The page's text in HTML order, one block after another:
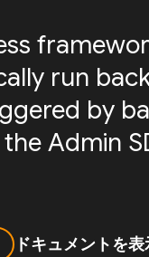
run
by
Admin
ドキュメントを表